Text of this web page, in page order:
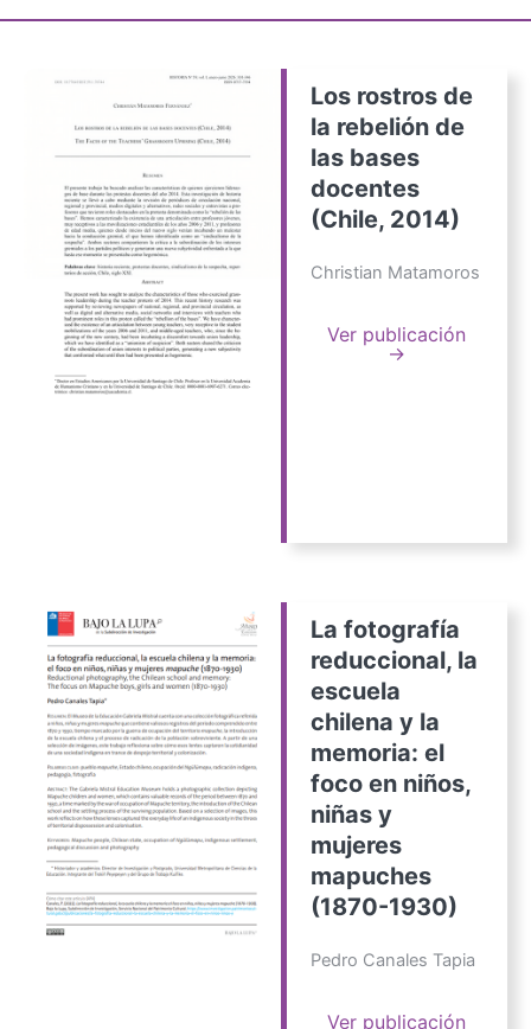
Los rostros de
la rebelión de
las bases
docentes
(Chile, 2014)
Christian Matamoros
Ver publicación
→
La fotografía
reduccional, la
escuela
chilena y la
memoria: el
foco en niños,
niñas y
mujeres
mapuches
(1870-1930)
Pedro Canales Tapia
Ver publicación